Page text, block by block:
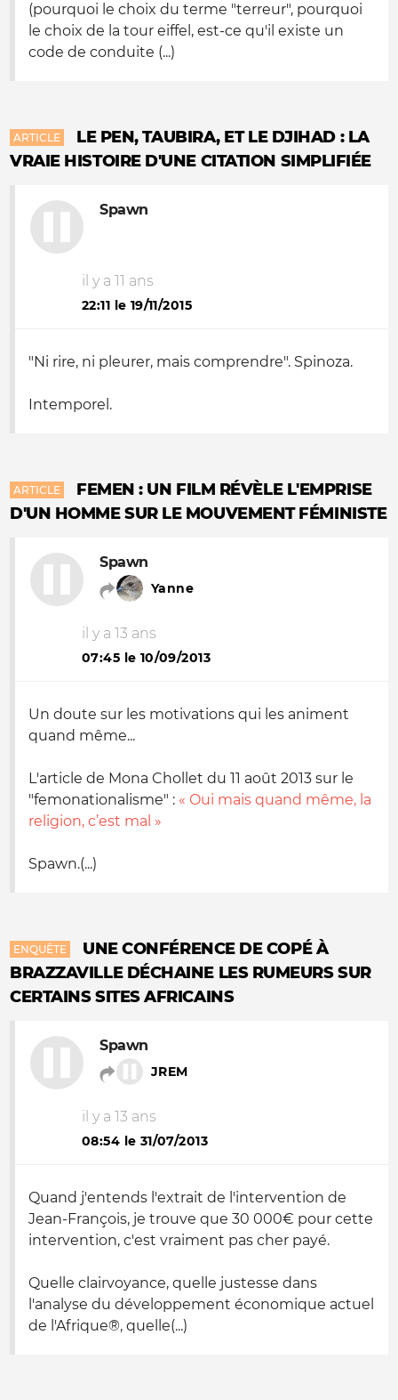
(pourquoi le choix du terme "terreur", pourquoi
le choix de la tour eiffel, est-ce qu'il existe un
code de conduite (...)
ARTICLE
LE PEN, TAUBIRA, ET LE DJIHAD : LA
VRAIE HISTOIRE D'UNE CITATION SIMPLIFIÉE
Spawn
il y a 11 ans
22:11 le 19/11/2015
"Ni rire, ni pleurer, mais comprendre". Spinoza.
Intemporel.
ARTICLE
FEMEN : UN FILM RÉVÈLE L'EMPRISE
D'UN HOMME SUR LE MOUVEMENT FÉMINISTE
Spawn
Yanne
il y a 13 ans
07:45 le 10/09/2013
Un doute sur les motivations qui les animent
quand même...
L'article de Mona Chollet du 11 août 2013 sur le
"femonationalisme" : « Oui mais quand même, la
religion, c’est mal »
Spawn.(...)
ENQUÊTE
UNE CONFÉRENCE DE COPÉ À
BRAZZAVILLE DÉCHAINE LES RUMEURS SUR
CERTAINS SITES AFRICAINS
Spawn
JREM
il y a 13 ans
08:54 le 31/07/2013
Quand j'entends l'extrait de l'intervention de
Jean-François, je trouve que 30 000€ pour cette
intervention, c'est vraiment pas cher payé.
Quelle clairvoyance, quelle justesse dans
l'analyse du développement économique actuel
de l'Afrique®, quelle(...)